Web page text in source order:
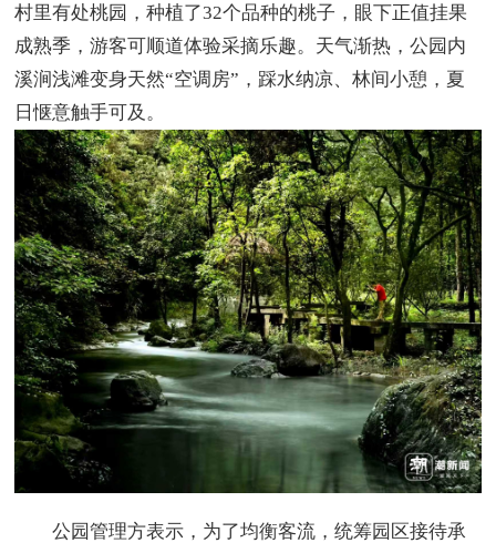
村里有处桃园，种植了32个品种的桃子，眼下正值挂果
成熟季，游客可顺道体验采摘乐趣。天气渐热，公园内
溪涧浅滩变身天然“空调房”，踩水纳凉、林间小憩，夏
日惬意触手可及。
公园管理方表示，为了均衡客流，统筹园区接待承